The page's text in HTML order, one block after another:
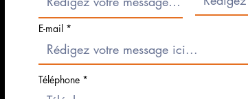
E-mail
Téléphone